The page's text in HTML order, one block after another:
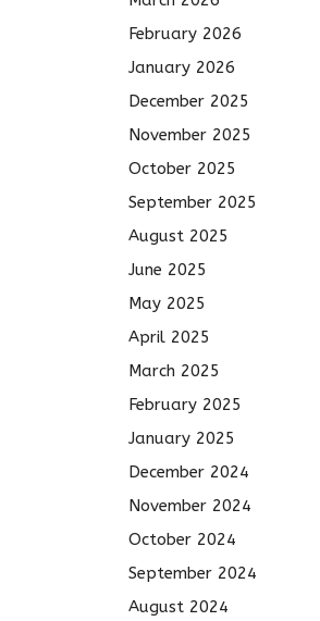
February 2026
January 2026
December 2025
November 2025
October 2025
September 2025
August 2025
June 2025
May 2025
April 2025
March 2025
February 2025
January 2025
December 2024
November 2024
October 2024
September 2024
August 2024